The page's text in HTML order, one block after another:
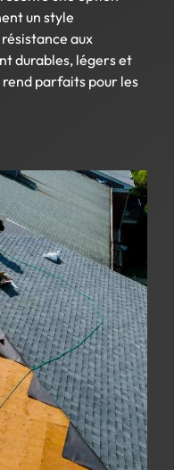
un style
aux
durables, légers et
rend parfaits pour les